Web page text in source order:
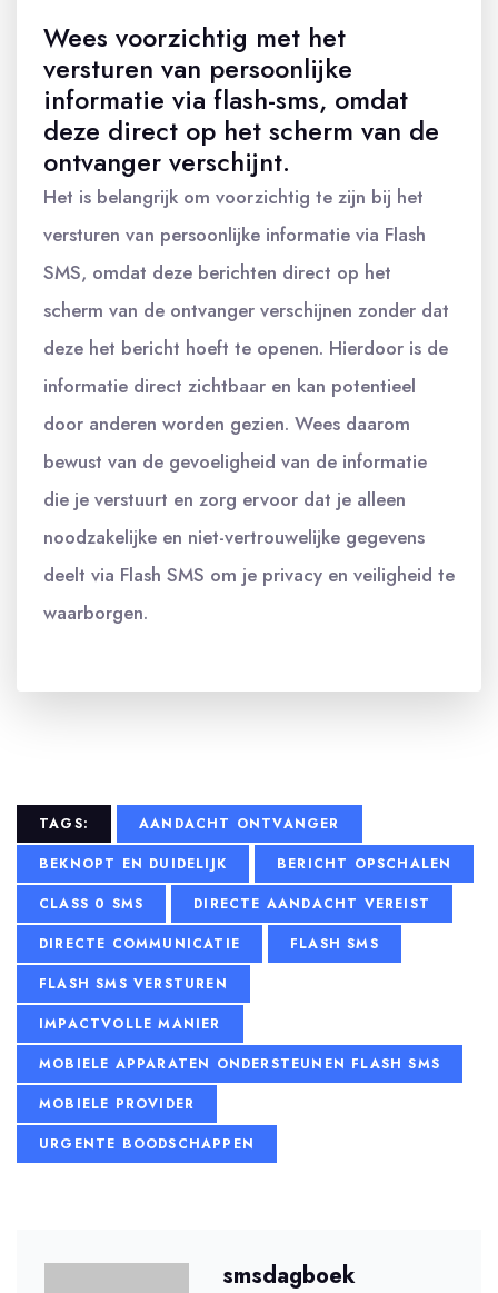
Wees voorzichtig met het
versturen van persoonlijke
informatie via flash-sms, omdat
deze direct op het scherm van de
ontvanger verschijnt.
Het is belangrijk om voorzichtig te zijn bij het
versturen van persoonlijke informatie via Flash
SMS, omdat deze berichten direct op het
scherm van de ontvanger verschijnen zonder dat
deze het bericht hoeft te openen. Hierdoor is de
informatie direct zichtbaar en kan potentieel
door anderen worden gezien. Wees daarom
bewust van de gevoeligheid van de informatie
die je verstuurt en zorg ervoor dat je alleen
noodzakelijke en niet-vertrouwelijke gegevens
deelt via Flash SMS om je privacy en veiligheid te
waarborgen.
TAGS:
AANDACHT ONTVANGER
BEKNOPT EN DUIDELIJK
BERICHT OPSCHALEN
CLASS 0 SMS
DIRECTE AANDACHT VEREIST
DIRECTE COMMUNICATIE
FLASH SMS
FLASH SMS VERSTUREN
IMPACTVOLLE MANIER
MOBIELE APPARATEN ONDERSTEUNEN FLASH SMS
MOBIELE PROVIDER
URGENTE BOODSCHAPPEN
smsdagboek